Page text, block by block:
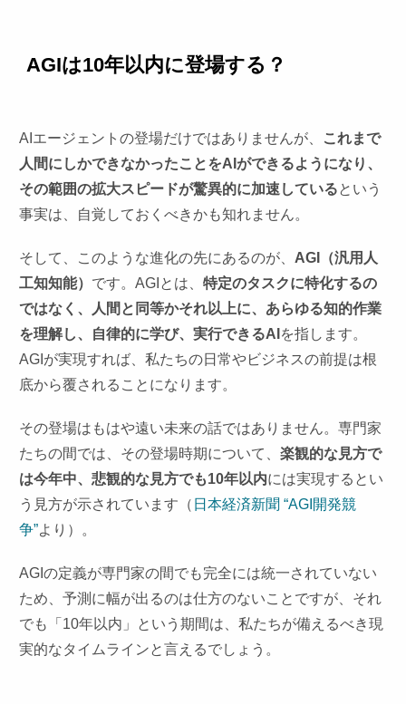
AGIは10年以内に登場する？
AIエージェントの登場だけではありませんが、
これまで
人間にしかできなかったことをAIができるようになり、
その範囲の拡大スピードが驚異的に加速しているという
事実は、自覚しておくべきかも知れません。
そして、このような進化の先にあるのが、 AGI（汎用人
工知知能） です。AGIとは、特定のタスクに特化するの
ではなく、人間と同等かそれ以上に、あらゆる知的作業
を理解し、自律的に学び、実行できるAI を指します。
AGIが実現すれば、私たちの日常やビジネスの前提は根
底から覆されることになります。
その登場はもはや遠い未来の話ではありません。専門家
たちの間では、その登場時期について、楽観的な見方で
は今年中、悲観的な見方でも10年以内には実現するとい
う見方が示されています（ 日本経済新聞 “AGI開発競
争”より）。
AGIの定義が専門家の間でも完全には統一されていない
ため、予測に幅が出るのは仕方のないことですが、それ
でも「10年以内」という期間は、私たちが備えるべき現
実的なタイムラインと言えるでしょう。